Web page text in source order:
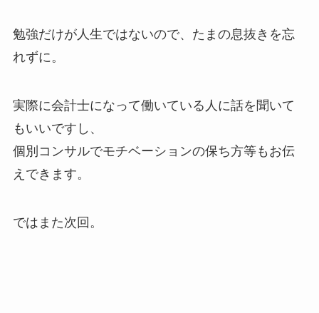
勉強だけが人生ではないので、たまの息抜きを忘
れずに。
実際に会計士になって働いている人に話を聞いて
もいいですし、
個別コンサルでモチベーションの保ち方等もお伝
えできます。
ではまた次回。